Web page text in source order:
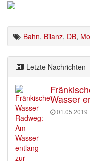
Bahn, Bilanz, DB,
Letzte Nachrichten
Wasser
01.05.2019